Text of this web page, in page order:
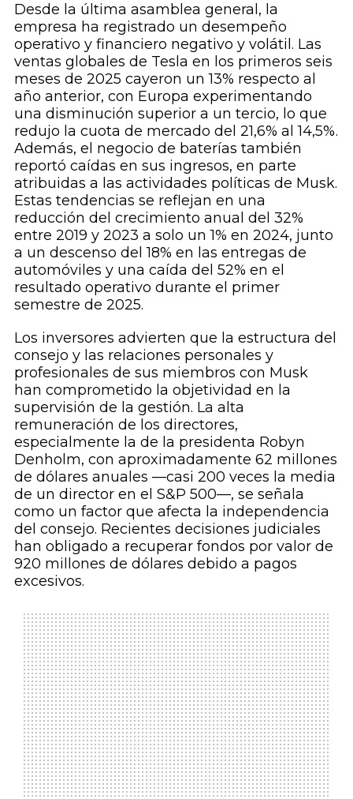
Desde la última asamblea general, la
empresa ha registrado un desempeño
operativo y financiero negativo y volátil. Las
ventas globales de Tesla en los primeros seis
meses de 2025 cayeron un 13% respecto al
año anterior, con Europa experimentando
una disminución superior a un tercio, lo que
redujo la cuota de mercado del 21,6% al 14,5%.
Además, el negocio de baterías también
reportó caídas en sus ingresos, en parte
atribuidas a las actividades políticas de Musk.
Estas tendencias se reflejan en una
reducción del crecimiento anual del 32%
entre 2019 y 2023 a solo un 1% en 2024, junto
a un descenso del 18% en las entregas de
automóviles y una caída del 52% en el
resultado operativo durante el primer
semestre de 2025.
Los inversores advierten que la estructura del
consejo y las relaciones personales y
profesionales de sus miembros con Musk
han comprometido la objetividad en la
supervisión de la gestión. La alta
remuneración de los directores,
especialmente la de la presidenta Robyn
Denholm, con aproximadamente 62 millones
de dólares anuales —casi 200 veces la media
de un director en el S&P 500—, se señala
como un factor que afecta la independencia
del consejo. Recientes decisiones judiciales
han obligado a recuperar fondos por valor de
920 millones de dólares debido a pagos
excesivos.